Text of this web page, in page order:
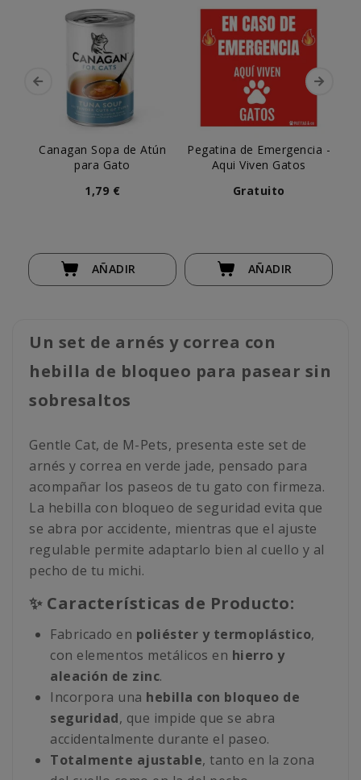
Canagan Sopa de Atún
para Gato
1,79 €
AÑADIR
Pegatina de Emergencia -
Aqui Viven Gatos
Gratuito
AÑADIR
Un set de arnés y correa con
hebilla de bloqueo para pasear sin
sobresaltos
Gentle Cat, de M-Pets, presenta este set de
arnés y correa en verde jade, pensado para
acompañar los paseos de tu gato con firmeza.
La hebilla con bloqueo de seguridad evita que
se abra por accidente, mientras que el ajuste
regulable permite adaptarlo bien al cuello y al
pecho de tu michi.
✨ Características de Producto:
Fabricado en poliéster y termoplástico,
con elementos metálicos en hierro y
aleación de zinc.
Incorpora una hebilla con bloqueo de
seguridad, que impide que se abra
accidentalmente durante el paseo.
Totalmente ajustable, tanto en la zona